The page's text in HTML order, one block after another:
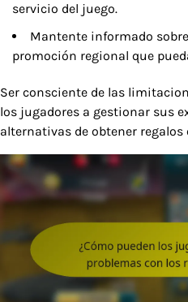
servicio del juego.
Mantente informado
promoción regional que
Ser consciente de las
los jugadores a gestionar sus
alternativas de obtener regalos